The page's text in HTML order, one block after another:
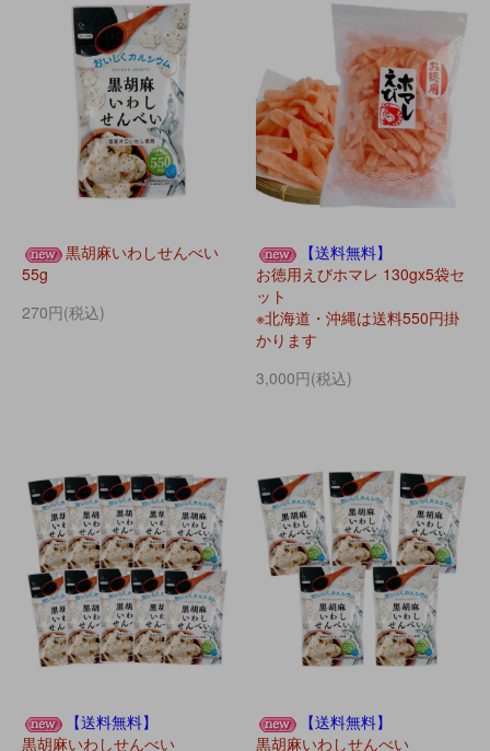
黒胡麻いわしせんべい
55g
270円(税込)
【送料無料】
お徳用えびホマレ 130gx5袋セ
ット
※北海道・沖縄は送料550円掛
かります
3,000円(税込)
【送料無料】
黒胡麻いわしせんべい
【送料無料】
黒胡麻いわしせんべい